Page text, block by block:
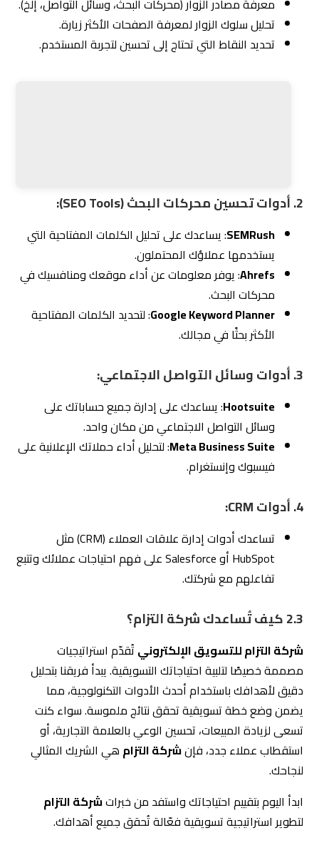
Ahrefs: يوفر معلومات عن أداء موقعك ومنافسيك في
محركات البحث.
Google Keyword Planner : لتحديد الكلمات المفتاحية
فيسبوك وإنستغرام.
تساعدك أدوات إدارة علاقات العملاء (CRM) مثل
تفاعلهم مع شركتك.
شركة التزام للتسويق الإلكتروني
تُقدّم استراتيجيات
مصممة خصيصًا لتلبية احتياجاتك التسويقية. يبدأ فريقنا بتحليل
دقيق لأهدافك باستخدام أحدث الأدوات التكنولوجية، مما
يضمن وضع خطة تسويقية تحقق نتائج ملموسة. سواء كنت
تسعى لزيادة المبيعات، تحسين الوعي بالعلامة التجارية، أو
لنجاحك.
ابدأ اليوم بتقييم احتياجاتك واستفد من خبراتشركة التزام
لتطوير استراتيجية تسويقية فعّالة تُحقق جميع أهدافك.
الخطوة الثانية: البحث عن مكتب تسويق
إلكتروني متخصص
بعد تحديد احتياجاتك التسويقية، تأتي خطوة اختيارمكتب
تسويق الكترونيمتخصص يلبي هذه الاحتياجات بكفاءة.
اختيار المكتب الصحيح لا يعتمد فقط على ما يقدمه من خدمات،
بل أيضًا على مدى توافق خبراته مع طبيعة أعمالك وأهدافك.
في هذا الإطار، تُعتبرشركة التزام للتسويق الإلكترونيالخيار
المثالي، حيث توفر خدمات متكاملة تلبي متطلبات السوق
السعودي.
نصائح لاختيار مكتب تسويق الكتروني متخصص